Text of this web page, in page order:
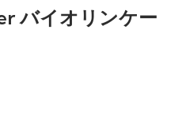
バイオリンケー